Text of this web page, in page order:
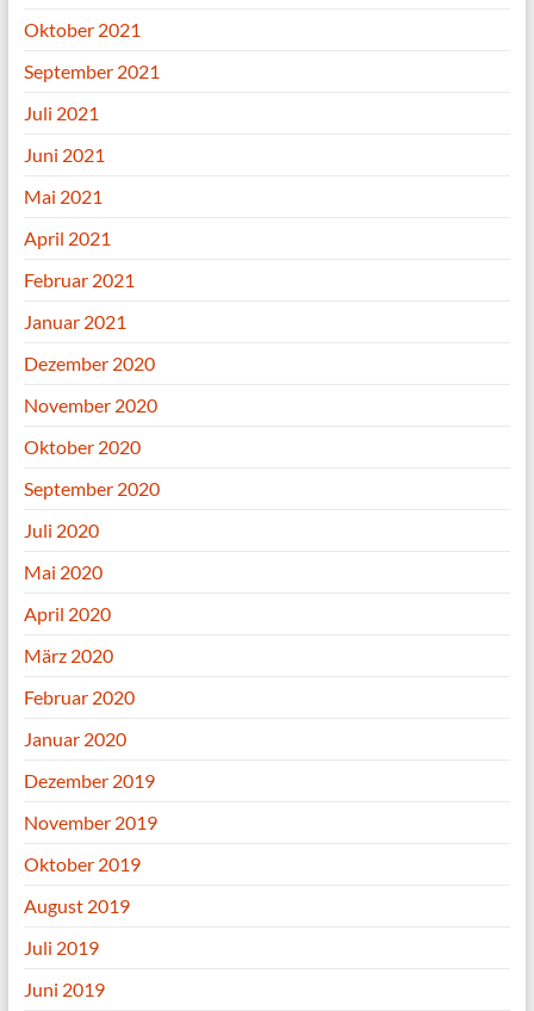
Oktober 2021
September 2021
Juli 2021
Juni 2021
Mai 2021
April 2021
Februar 2021
Januar 2021
Dezember 2020
November 2020
Oktober 2020
September 2020
Juli 2020
Mai 2020
April 2020
März 2020
Februar 2020
Januar 2020
Dezember 2019
November 2019
Oktober 2019
August 2019
Juli 2019
Juni 2019